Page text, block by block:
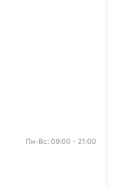
Пн-Вс: 09:00 - 21:00